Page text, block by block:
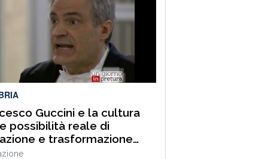
porterà a Camigliatello Silano
tra i più autorevoli protagonisti del
culturale e istituzionale
Nella splendida cornice di Piazza
Guccini e la cultura
possibilità reale di
e trasformazione